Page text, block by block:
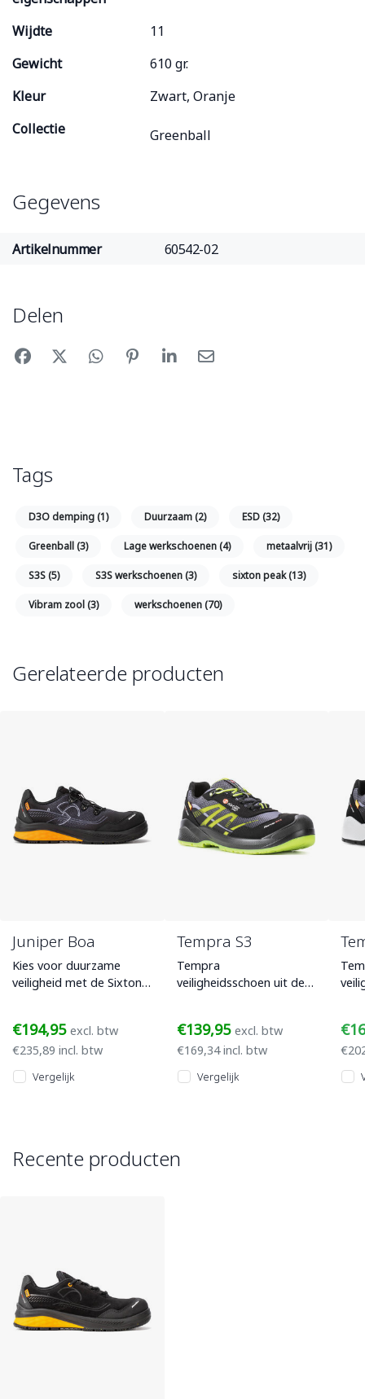
Wijdte
11
Gewicht
610 gr.
Kleur
Zwart, Oranje
Collectie
Greenball
Gegevens
Artikelnummer 60542-02
Delen
Tags
D3O demping(1) Duurzaam(2) ESD(32)
Greenball(3) Lage werkschoenen(4) metaalvrij(31)
S3S(5) S3S werkschoenen(3) sixton peak(13)
Vibram zool(3) werkschoenen(70)
Gerelateerde producten
Juniper Boa
Kies voor duurzame
veiligheid met de Sixton
Greenball l
€194,95 excl. btw
€235,89 incl. btw
Vergelijk
Tempra S3
Tempra
veiligheidsschoen uit de
veiligheidsnormering.
Lage schoen met e
€139,95 excl. btw
€169,34 incl. btw
Vergelijk
Recente producten